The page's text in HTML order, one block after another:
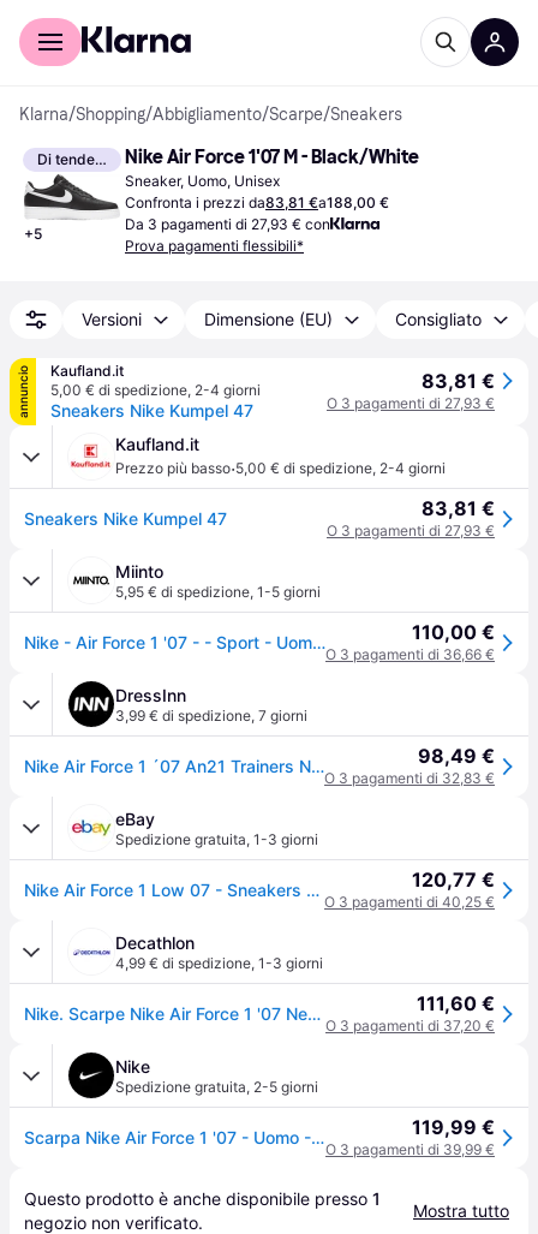
Per il tuo shopping
Klarna/Shopping/Abbigliamento/Scarpe/Sneakers
Di tendenza
+5
Nike Air Force 1'07 M - Black/White
Sneaker, Uomo, Unisex
Confronta i prezzi da83,81 €a188,00 €
Da 3 pagamenti di 27,93 € con
Prova pagamenti flessibili*
Versioni Dimensione (EU) Consigliato
annuncio
Kaufland.it
5,00 € di spedizione, 2-4 giorni
Sneakers Nike Kumpel 47
83,81 €
O 3 pagamenti di 27,93 €
Kaufland.it
Prezzo più basso·5,00 € di spedizione, 2-4 giorni
Sneakers Nike Kumpel 47 83,81 €
O 3 pagamenti di 27,93 €
Miinto
5,95 € di spedizione, 1-5 giorni
Nike - Air Force 1 '07 - - Sport - Uomo - Nero - 38 1/2 EU 110,00 €
O 3 pagamenti di 36,66 €
DressInn
3,99 € di spedizione, 7 giorni
Nike Air Force 1 ´07 An21 Trainers Nero EU 45 1/2 Uomo 98,49 €
O 3 pagamenti di 32,83 €
eBay
Spedizione gratuita, 1-3 giorni
Nike Air Force 1 Low 07 - Sneakers Nere Sportive Tempo Scarpe Ct2302-002 Nuove 120,77 €
O 3 pagamenti di 40,25 €
Decathlon
4,99 € di spedizione, 1-3 giorni
Nike. Scarpe Nike Air Force 1 '07 Nere Sneakers Ritiro Gratis - nerobianco - 47.5 (UK 12) 111,60 €
O 3 pagamenti di 37,20 €
Nike
Spedizione gratuita, 2-5 giorni
Scarpa Nike Air Force 1 '07 - Uomo - Nero - 48.5 119,99 €
O 3 pagamenti di 39,99 €
Questo prodotto è anche disponibile presso 1
negozio non verificato.
Mostra tutto